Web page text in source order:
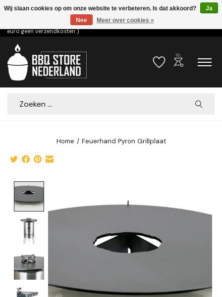
Voor 15.00u besteld dezelfde dag verzonden! ( 6,95 verzendkosten, vanaf 75
euro geen verzendkosten )
Verlanglijst
outdoor_grill
Zoeken
Home / Feuerhand Pyron Grillplaat
Wij slaan cookies op om onze website te verbeteren. Is dat akkoord?
Ja
Nee
Meer over cookies »